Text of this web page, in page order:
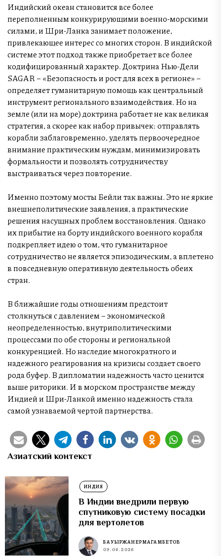
Индийский океан становится все более
переполненным конкурирующими военно-морскими
силами, и Шри-Ланка занимает положение,
привлекающее интерес со многих сторон. В индийской
системе этот подход также приобретает все более
кодифицированный характер. Доктрина Нью-Дели
SAGAR – «Безопасность и рост для всех в регионе» –
определяет гуманитарную помощь как центральный
инструмент регионального взаимодействия. Но на
земле (или на море) доктрина работает не как великая
стратегия, а скорее как набор привычек: отправлять
корабли заблаговременно, уделять первоочередное
внимание практическим нуждам, минимизировать
формальности и позволять сотрудничеству
выстраиваться через повторение.
Именно поэтому мосты Бейли так важны. Это не яркие
внешнеполитические заявления, а практические
решения насущных проблем восстановления. Однако
их прибытие на борту индийского военного корабля
подкрепляет идею о том, что гуманитарное
сотрудничество не является эпизодическим, а вплетено
в повседневную оперативную деятельность обеих
стран.
В ближайшие годы отношениям предстоит
столкнуться с давлением – экономической
неопределенностью, внутриполитическими
процессами по обе стороны и региональной
конкуренцией. Но наследие многократного и
надежного реагирования на кризисы создает своего
рода буфер. В дипломатии надежность часто ценится
выше риторики. И в морском пространстве между
Индией и Шри-Ланкой именно надежность стала
самой узнаваемой чертой партнерства.
Азиатский контекст
ИНДИЯ
В Индии внедрили первую
спутниковую систему посадки
для вертолетов
БАУЫРЖАН ЕРМАГАМБЕТОВ
09.08.2026